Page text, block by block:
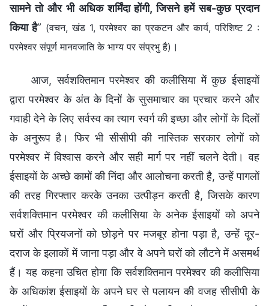
सामने तो और भी अधिक शर्मिंदा होंगी, जिसने हमें सब-कुछ प्रदान
किया है” (वचन, खंड 1, परमेश्वर का प्रकटन और कार्य, परिशिष्ट 2 :
परमेश्वर संपूर्ण मानवजाति के भाग्य पर संप्रभु है) ।
आज, सर्वशक्तिमान परमेश्वर की कलीसिया में कुछ ईसाइयों
द्वारा परमेश्वर के अंत के दिनों के सुसमाचार का प्रचार करने और
गवाही देने के लिए सर्वस्व का त्याग स्वर्ग की इच्छा और लोगों के दिलों
के अनुरूप है। फिर भी सीसीपी की नास्तिक सरकार लोगों को
परमेश्वर में विश्वास करने और सही मार्ग पर नहीं चलने देती। वह
ईसाइयों के अच्छे कामों की निंदा और आलोचना करती है, उन्हें पागलों
की तरह गिरफ्तार करके उनका उत्पीड़न करती है, जिसके कारण
सर्वशक्तिमान परमेश्वर की कलीसिया के अनेक ईसाइयों को अपने
घरों और प्रियजनों को छोड़ने पर मजबूर होना पड़ा है, उन्हें दूर-
दराज के इलाकों में जाना पड़ा और वे अपने घरों को लौटने में असमर्थ
हैं। यह कहना उचित होगा कि सर्वशक्तिमान परमेश्वर की कलीसिया
के अधिकांश ईसाइयों के अपने घर से पलायन की वजह सीसीपी के